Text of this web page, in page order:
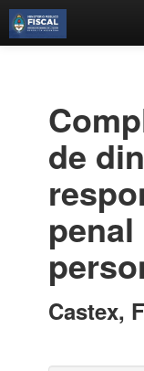
Estantes Virtuales
Contacto
Iniciar sesión
de
Castex,